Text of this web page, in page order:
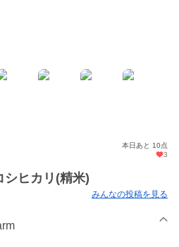
本日あと 10点
3
ヒカリ(精米)
みんなの投稿を見る